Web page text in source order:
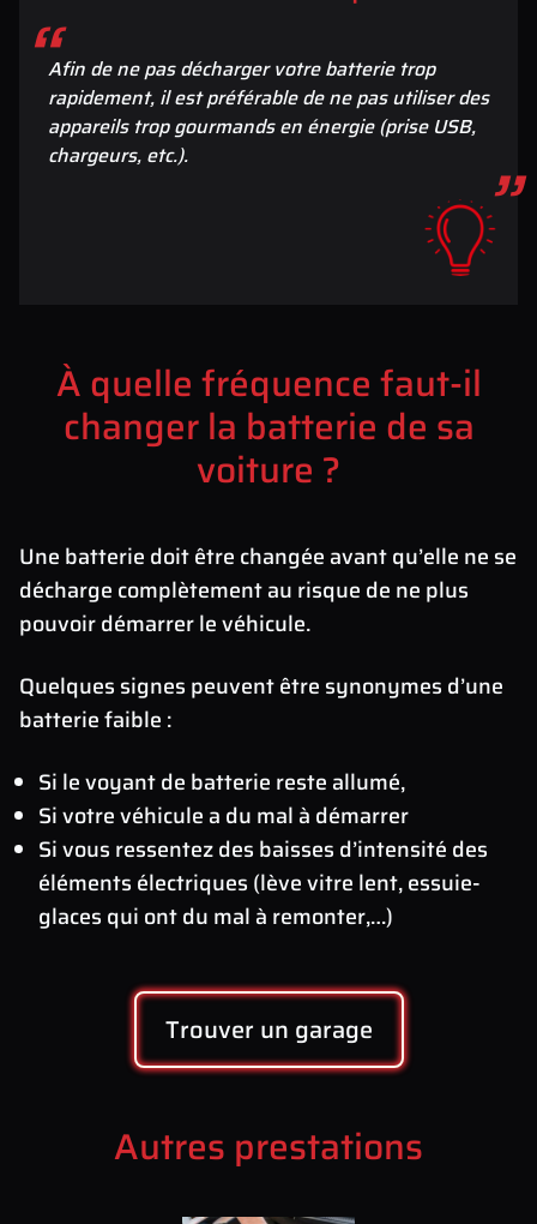
Afin de ne pas décharger votre batterie trop
rapidement, il est préférable de ne pas utiliser des
appareils trop gourmands en énergie (prise USB,
chargeurs, etc.).
À quelle fréquence faut-il
changer la batterie de sa
voiture ?
Une batterie doit être changée avant qu’elle ne se
décharge complètement au risque de ne plus
pouvoir démarrer le véhicule.
Quelques signes peuvent être synonymes d’une
batterie faible :
Si le voyant de batterie reste allumé,
Si votre véhicule a du mal à démarrer
Si vous ressentez des baisses d’intensité des
éléments électriques (lève vitre lent, essuie-
glaces qui ont du mal à remonter,…)
Trouver un garage
Autres prestations